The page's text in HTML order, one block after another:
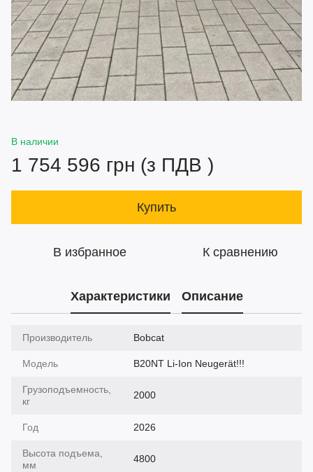
В наличии
1 754 596 грн (з ПДВ )
Купить
В избранное К сравнению
Характеристики Описание
Производитель Bobcat
Модель B20NT Li-Ion Neugerät!!!
Грузоподъемность,
кг
2000
Год 2026
Высота подъема,
мм
4800